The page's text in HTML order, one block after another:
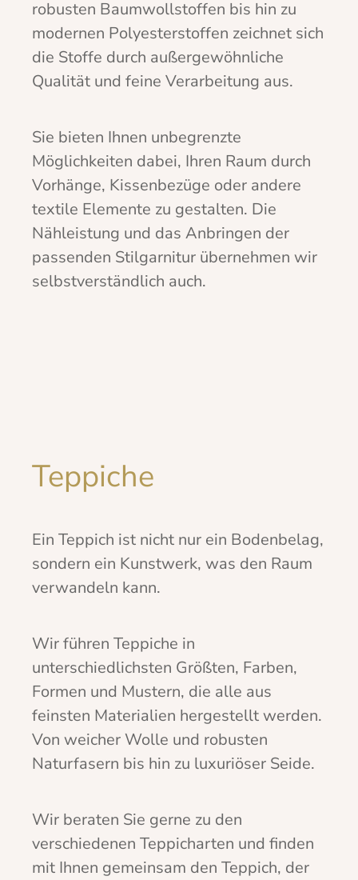
robusten Baumwollstoffen bis hin zu
modernen Polyesterstoffen zeichnet sich
die Stoffe durch außergewöhnliche
Qualität und feine Verarbeitung aus.
Sie bieten Ihnen unbegrenzte
Möglichkeiten dabei, Ihren Raum durch
Vorhänge, Kissenbezüge oder andere
textile Elemente zu gestalten. Die
Nähleistung und das Anbringen der
passenden Stilgarnitur übernehmen wir
selbstverständlich auch.
Teppiche
Ein Teppich ist nicht nur ein Bodenbelag,
sondern ein Kunstwerk, was den Raum
verwandeln kann.
Wir führen Teppiche in
unterschiedlichsten Größten, Farben,
Formen und Mustern, die alle aus
feinsten Materialien hergestellt werden.
Von weicher Wolle und robusten
Naturfasern bis hin zu luxuriöser Seide.
Wir beraten Sie gerne zu den
verschiedenen Teppicharten und finden
mit Ihnen gemeinsam den Teppich, der